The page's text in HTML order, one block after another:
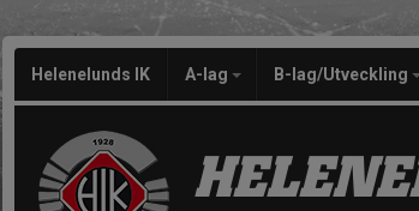
Helenelunds IK A-lag B-lag/Utveckling